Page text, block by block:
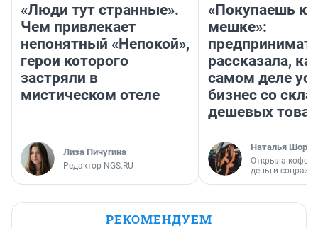
«Люди тут странные».
Чем привлекает
непонятный «Непокой»,
герои которого
застряли в
мистическом отеле
Лиза Пичугина
Редактор NGS.RU
«Покупаешь
мешке»:
рассказала,
самом деле
бизнес со
дешевых
Наталья
Открыла
деньги
РЕКОМЕНДУЕМ